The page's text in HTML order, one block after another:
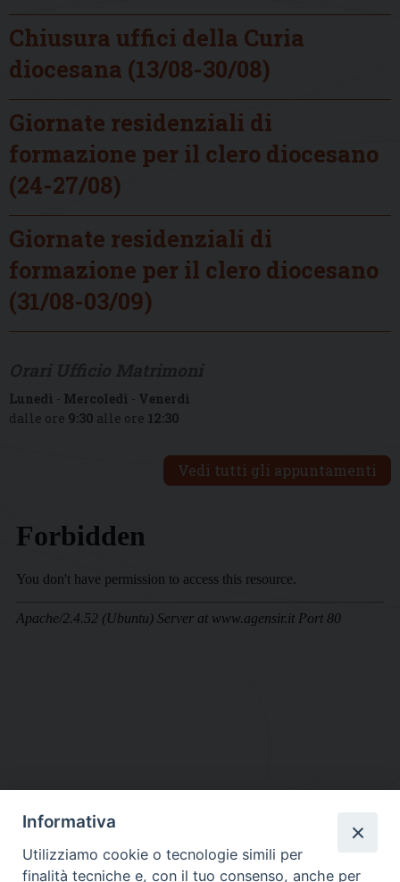
Chiusura uffici della Curia
diocesana (13/08-30/08)
Giornate residenziali di
formazione per il clero diocesano
(24-27/08)
Giornate residenziali di
formazione per il clero diocesano
(31/08-03/09)
Lunedì - Mercoledì - Venerdì
dalle ore 9:30 alle ore 12:30
Vedi tutti gli appuntamenti
DIOCESI SUBURBICARIA DI ALBANO
Contatti:Tel.: 06.93268401 - Fax.: 06.9323844
Informativa
Utilizziamo cookie o tecnologie simili per
finalità tecniche e, con il tuo consenso, anche per